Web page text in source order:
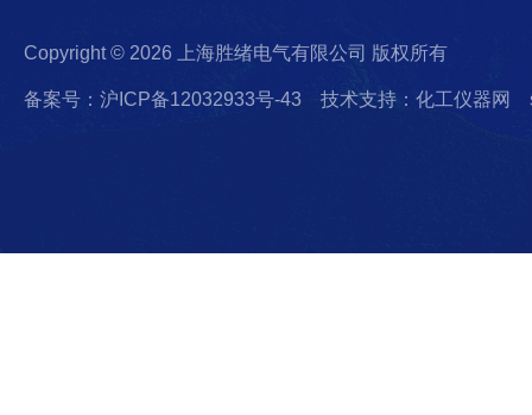
Copyright © 2026 上海胜绪电气有限公司 版权所有
备案号：沪ICP备12032933号-43 技术支持：化工仪器网